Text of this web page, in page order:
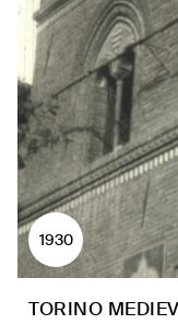
1930
TORINO